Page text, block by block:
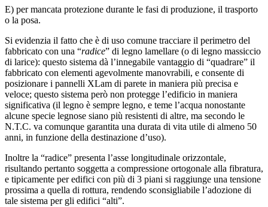
E) per mancata protezione durante le fasi di produzione, il trasporto
o la posa.
Si evidenzia il fatto che è di uso comune tracciare il perimetro del
fabbricato con una “radice” di legno lamellare (o di legno massiccio
di larice): questo sistema dà l’innegabile vantaggio di “quadrare” il
fabbri­cato con elementi agevolmente manovrabili, e consente di
posizionare i pannelli XLam di parete in ma­niera più precisa e
veloce; questo sistema però non protegge l’edificio in maniera
significativa (il legno è sempre legno, e teme l’acqua nonostante
alcune specie legnose siano più resistenti di altre, ma secondo le
N.T.C. va comunque garantita una durata di vita utile di almeno 50
anni, in funzione della destinazione d’uso).
Inoltre la “radice” presenta l’asse longitudinale orizzontale,
risultando pertanto soggetta a com­pressione ortogonale alla fibratura,
e tipicamente per edifici con più di 3 piani si raggiunge una tensione
prossima a quella di rottura, rendendo sconsigliabile l’adozione di
tale sistema per gli edifici “alti”.